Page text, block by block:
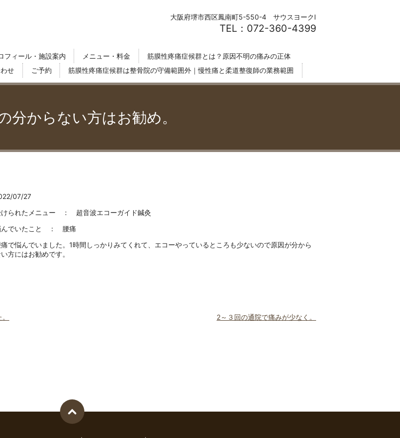
大阪府堺市西区鳳南町5-550-4 サウスヨークⅠ
TEL：072-360-4399
フィール・施設案内 メニュー・料金
筋膜性疼痛症候群とは？原因不明の痛みの正体
せ ご予約 筋膜性疼痛症候群は整骨院の守備範囲外｜慢性痛と柔道整復師の業務範囲
分からない方はお勧め。
07/27
けられたメニュー ： 超音波エコーガイド鍼灸
んでいたこと ： 腰痛
痛で悩んでいました。1時間しっかりみてくれて、エコーやっているところも少ないので原因が分から
方にはお勧めです。
2～３回の通院で痛みが少なく。